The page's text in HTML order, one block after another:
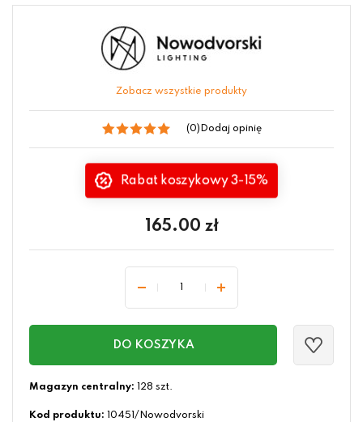
Zobacz wszystkie produkty
(0) Dodaj opinię
Rabat koszykowy 3-15%
165.00 zł
DO KOSZYKA
Magazyn centralny: 128 szt.
Kod produktu:
10451/Nowodvorski